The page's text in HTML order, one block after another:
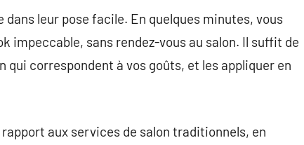
leur pose facile. En quelques minutes, vous
impeccable, sans rendez-vous au salon. Il suffit de
correspondent à vos goûts, et les appliquer en
aux services de salon traditionnels, en